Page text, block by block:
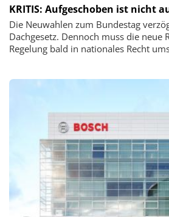
KRITIS: Aufgeschoben ist nicht
Die Neuwahlen zum Bundestag
Dachgesetz. Dennoch muss die neue
Regelung bald in nationales Recht